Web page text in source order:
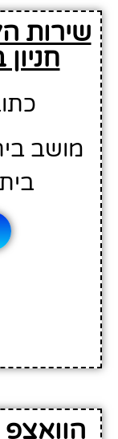
שירות
מושב
בית